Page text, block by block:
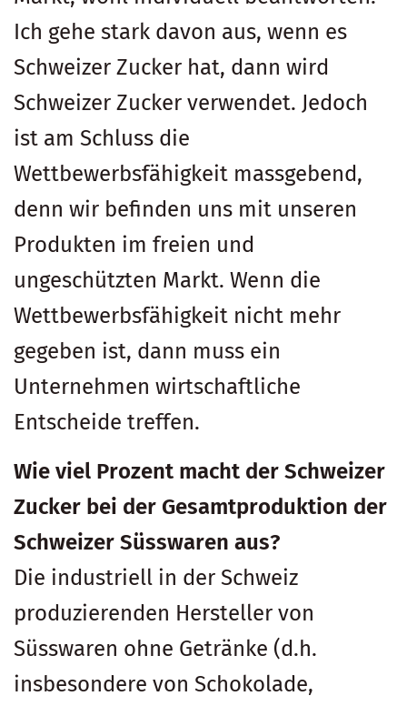
Ich gehe stark davon aus, wenn es
Schweizer Zucker hat, dann wird
Schweizer Zucker verwendet. Jedoch
ist am Schluss die
Wettbewerbsfähigkeit massgebend,
denn wir befinden uns mit unseren
Produkten im freien und
ungeschützten Markt. Wenn die
Wettbewerbsfähigkeit nicht mehr
gegeben ist, dann muss ein
Unternehmen wirtschaftliche
Entscheide treffen.
Wie viel Prozent macht der Schweizer
Zucker bei der Gesamtproduktion der
Schweizer Süsswaren aus?
Die industriell in der Schweiz
produzierenden Hersteller von
Süsswaren ohne Getränke (d.h.
insbesondere von Schokolade,